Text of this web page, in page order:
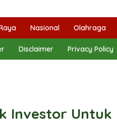
Nasional Olahraga
Disclaimer Privacy Policy
Investor Untuk